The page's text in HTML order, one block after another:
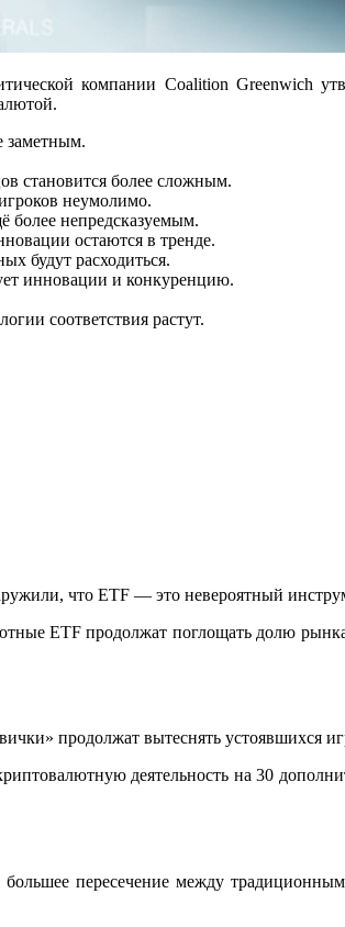
компании Coalition Greenwich
заметным.
становится более сложным.
неумолимо.
более непредсказуемым.
остаются в тренде.
будут расходиться.
инновации и конкуренцию.
соответствия растут.
что ETF — это невероятный
ETF продолжат поглощать долю
продолжат вытеснять устоявшихся
деятельность на 30
пересечение между